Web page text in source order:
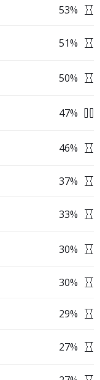
53%
51%
50%
47%
46%
37%
33%
30%
30%
29%
27%